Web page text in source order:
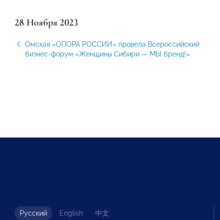
28 Ноября 2023
Омская «ОПОРА РОССИИ» провела Всероссийский
бизнес-форум «Женщины Сибири — МЫ бренд!»
Русский English 中文